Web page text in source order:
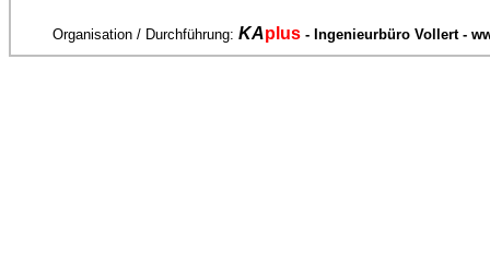
Organisation / Durchführung: KAplus - Ingenieurbüro Vollert -